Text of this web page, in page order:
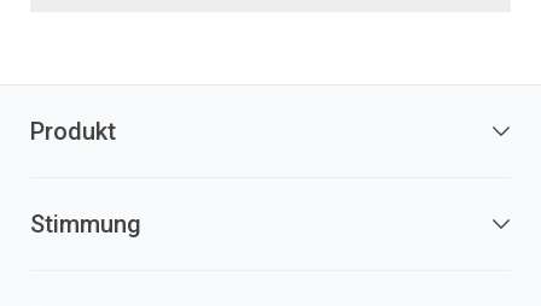
Produkt
Stimmung